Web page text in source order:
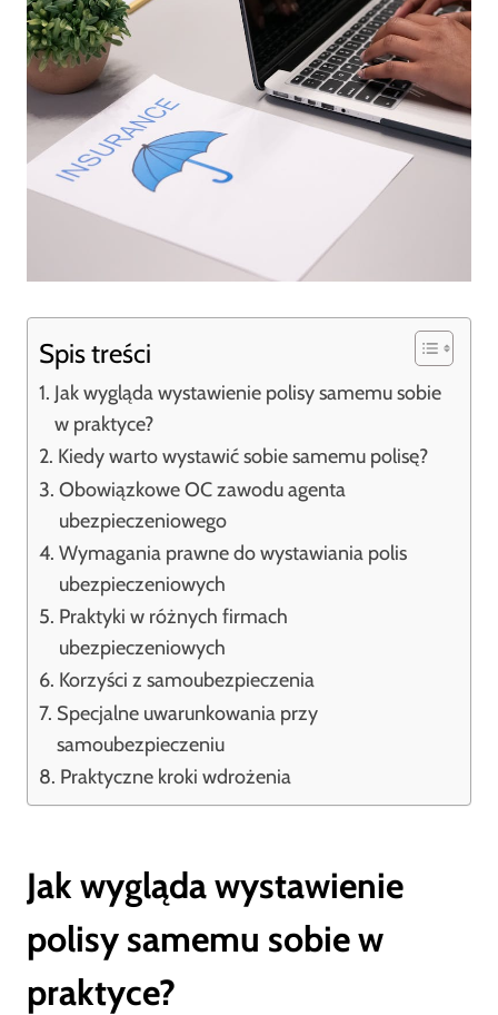
Spis treści
Jak wygląda wystawienie polisy samemu sobie
w praktyce?
Kiedy warto wystawić sobie samemu polisę?
Obowiązkowe OC zawodu agenta
ubezpieczeniowego
Wymagania prawne do wystawiania polis
ubezpieczeniowych
Praktyki w różnych firmach
ubezpieczeniowych
Korzyści z samoubezpieczenia
Specjalne uwarunkowania przy
samoubezpieczeniu
Praktyczne kroki wdrożenia
Jak wygląda wystawienie
polisy samemu sobie w
praktyce?